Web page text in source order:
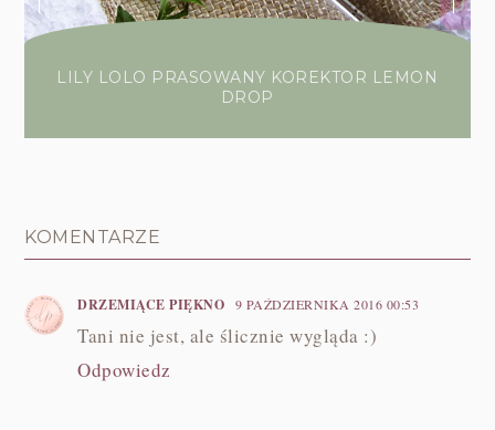
LILY LOLO PRASOWANY KOREKTOR LEMON
DROP
KOMENTARZE
DRZEMIĄCE PIĘKNO 9 PAŹDZIERNIKA 2016 00:53
Tani nie jest, ale ślicznie wygląda :)
Odpowiedz